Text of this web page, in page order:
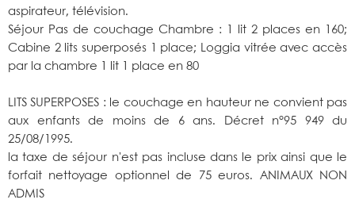
aspirateur, télévision.
Séjour Pas de couchage Chambre : 1 lit 2 places en 160;
Cabine 2 lits superposés 1 place; Loggia vitrée avec accès
par la chambre 1 lit 1 place en 80
LITS SUPERPOSES : le couchage en hauteur ne convient pas
aux enfants de moins de 6 ans. Décret n°95 949 du
25/08/1995.
la taxe de séjour n'est pas incluse dans le prix ainsi que le
forfait nettoyage optionnel de 75 euros. ANIMAUX NON
ADMIS